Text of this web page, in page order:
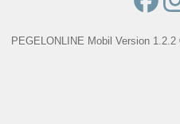
PEGELONLINE Mobil Version